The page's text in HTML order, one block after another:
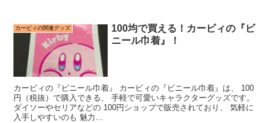
カービィの関連グッズ
100均で買える！カービィの『ビ
ニール巾着』！
カービィの『ビニール巾着』 カービィの『ビニール巾着』は、 100
円（税抜）で購入できる、 手軽で可愛いキャラクターグッズです。
ダイソーやセリアなどの 100円ショップで販売されており、 気軽に
入手しやすいのも 魅力...